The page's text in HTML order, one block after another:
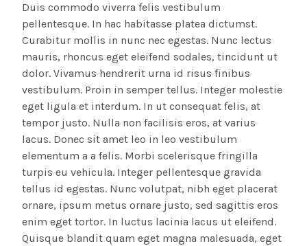
Duis commodo viverra felis vestibulum
pellentesque. In hac habitasse platea dictumst.
Curabitur mollis in nunc nec egestas. Nunc lectus
mauris, rhoncus eget eleifend sodales, tincidunt ut
dolor. Vivamus hendrerit urna id risus finibus
vestibulum. Proin in semper tellus. Integer molestie
eget ligula et interdum. In ut consequat felis, at
tempor justo. Nulla non facilisis eros, at varius
lacus. Donec sit amet leo in leo vestibulum
elementum a a felis. Morbi scelerisque fringilla
turpis eu vehicula. Integer pellentesque gravida
tellus id egestas. Nunc volutpat, nibh eget placerat
ornare, ipsum metus ornare justo, sed sagittis eros
enim eget tortor. In luctus lacinia lacus ut eleifend.
Quisque blandit quam eget magna malesuada, eget